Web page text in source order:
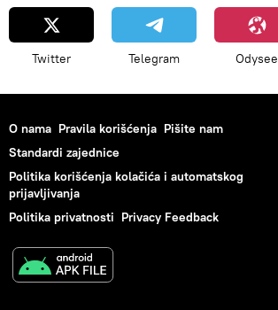
Twitter Telegram Odysee
O nama Pravila korišćenja Pišite nam
Standardi zajednice
Politika korišćenja kolačića i automatskog
prijavljivanja
Politika privatnosti Privacy Feedback